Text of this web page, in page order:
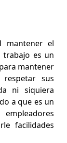
mantener el
trabajo es un
mantener
sus
ni siquiera
a que es un
facilidades